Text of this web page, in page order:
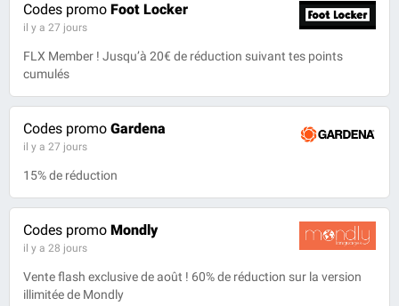
Codes promo Foot Locker
il y a 27 jours
FLX Member ! Jusqu’à 20€ de réduction suivant tes points
cumulés
Codes promo Gardena
il y a 27 jours
15% de réduction
Codes promo Mondly
il y a 28 jours
Vente flash exclusive de août ! 60% de réduction sur la version
illimitée de Mondly